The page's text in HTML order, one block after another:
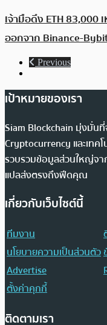
เจ้ามือดึง ETH 83,000
ออกจาก Binance-
Previous
เป้าหมายของเรา
Siam Blockchain มุ่งมั่น
Cryptocurrency และเทค
รวบรวมข้อมูลส่วนใหญ่จาก
แปลส่งตรงถึงฟีดคุณ
เกี่ยวกับเว็บไซต์นี้
ทีมงาน
นโยบายความเป็นส่วนตัว
Advertise
ตั้งค่าคุกกี้
ติดตามเรา